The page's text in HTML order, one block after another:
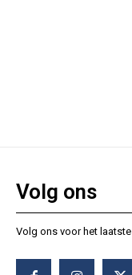
Volg ons
Volg ons voor het